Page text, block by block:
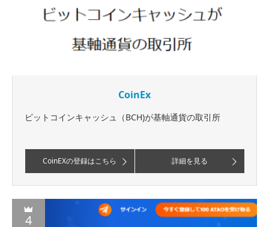
CoinEx
ビットコインキャッシュ（BCH)が基軸通貨の取引所
CoinEXの登録はこちら 詳細を見る
4